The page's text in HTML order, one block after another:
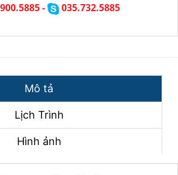
- 035.732.5885
Mô tả
Lịch Trình
Hình ảnh